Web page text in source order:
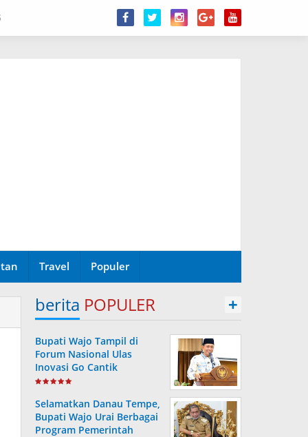
Travel Populer
berita POPULER +
Bupati Wajo Tampil di
Forum Nasional Ulas
Inovasi Go Cantik
Tanggulangi Infeksi
Selamatkan Danau Tempe,
Bupati Wajo Urai Berbagai
Program Pemerintah